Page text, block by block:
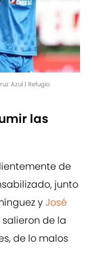
Azul | Refugio
las
de
junto
yJosé
de la
de lo malos